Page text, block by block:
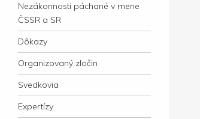
Nezákonnosti páchané v mene
ČSSR a SR
Dôkazy
Organizovaný zločin
Svedkovia
Expertízy